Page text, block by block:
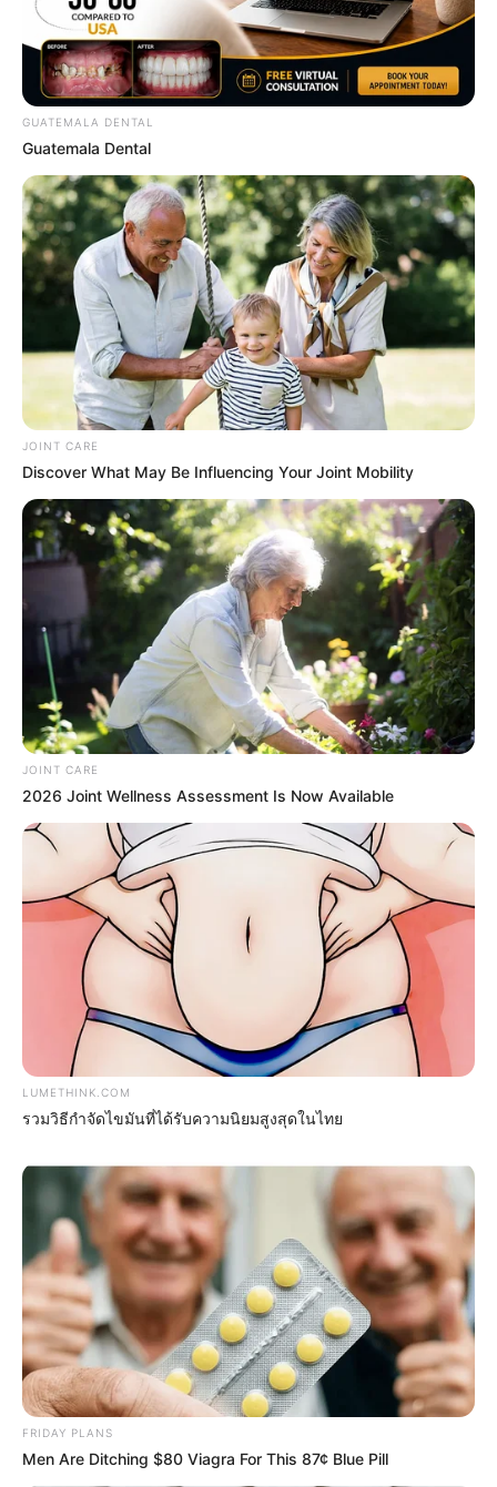
Why everything you thought you knew about water
might be wrong
CTA LOVE
The Way You Sit Could Expose Your True Personality
BRAINBERRIES
Japan's Greatest Doctors Say Memory Loss Isn't
Age: Just Stop Drinking These 3 Beverages
Stop Waiting In Line: The 87¢ Generic Viagra Is
Actually "Self-Serve" In Aisle 7
ER Doctor: "I Threw Out My Viagra After What I
GUATEMALA DENTAL
Guatemala Dental
JOINT CARE
Discover What May Be Influencing Your Joint Mobility
JOINT CARE
2026 Joint Wellness Assessment Is Now Available
LUMETHINK.COM
รวมวิธีกำจัดไขมันที่ได้รับความนิยมสูงสุดในไทย
FRIDAY PLANS
Men Are Ditching $80 Viagra For This 87¢ Blue Pill